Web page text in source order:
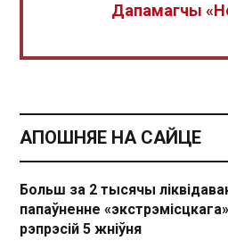
Дапамагчы
АПОШНЯЕ НА САЙЦЕ
Больш за 2 тысячы
папаўненне «экстрэмісцкага»
рэпрэсій 5 жніўня